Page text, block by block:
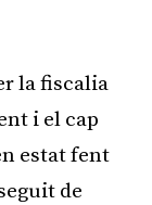
la fiscalia
i el cap
estat fent
de